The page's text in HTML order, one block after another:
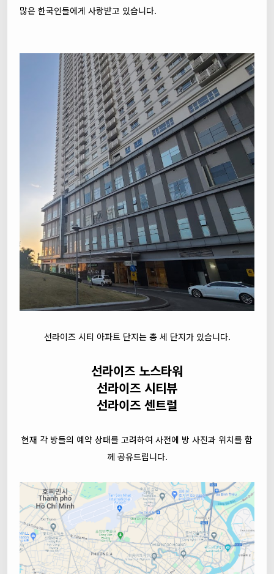
많은 한국인들에게 사랑받고 있습니다.
선라이즈 시티 아파트 단지는 총 세 단지가 있습니다.
선라이즈 노스타워
선라이즈 시티뷰
선라이즈 센트럴
현재 각 방들의 예약 상태를 고려하여 사전에 방 사진과 위치를 함
께 공유드립니다.